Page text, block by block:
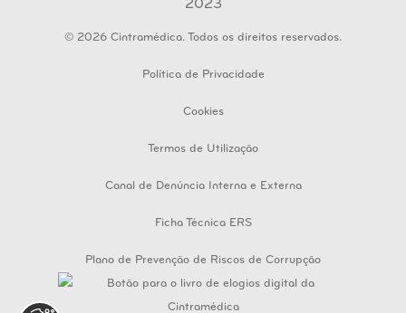
© 2026 Cintramédica. Todos os direitos reservados.
Política de Privacidade
Cookies
Termos de Utilização
Canal de Denúncia Interna e Externa
Ficha Técnica ERS
Plano de Prevenção de Riscos de Corrupção